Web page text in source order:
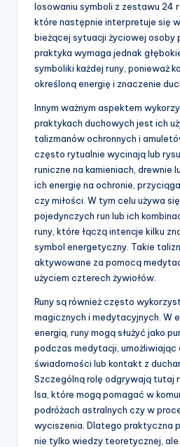
losowaniu symboli z zestawu 24
które następnie interpretuje się
bieżącej sytuacji życiowej osoby
praktyka wymaga jednak
symboliki każdej runy, ponieważ
określoną energię i znaczenie
Innym ważnym aspektem
praktykach duchowych jest ich
talizmanów ochronnych i
często rytualnie wycinają lub
runiczne na kamieniach, drewnie
ich energię na ochronie,
czy miłości. W tym celu używa
pojedynczych run lub ich
runy, które łączą intencje kilku
symbol energetyczny. Takie
aktywowane za pomocą
użyciem czterech żywiołów.
Runy są również często
magicznych i medytacyjnych. W
energią, runy mogą służyć jako
podczas medytacji, umożliwiając
świadomości lub kontakt z
Szczególną rolę odgrywają tutaj
Isa, które mogą pomagać w
podróżach astralnych czy w
wyciszenia. Dlatego praktyczna
nie tylko wiedzy teoretycznej,